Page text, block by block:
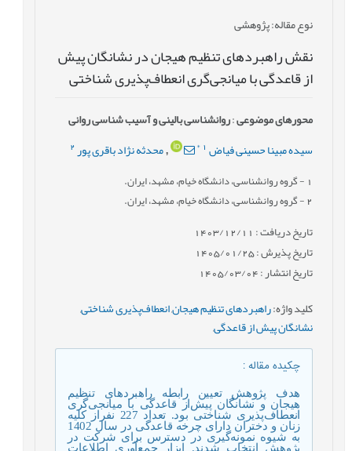
نوع مقاله: پژوهشی
نقش راهبردهای تنظیم هیجان در نشانگان پیش
از قاعدگی با میانجی‌گری انعطاف‌پذیری شناختی
محورهای موضوعی:روانشناسی بالینی و آسیب شناسی روانی
سیده مبینا حسینی فیاض *
,محدثه نژاد باقری پور 2
- گروه روانشناسی، دانشگاه خیام، مشهد، ایران.
2- گروه روانشناسی، دانشگاه خیام، مشهد، ایران.
تاریخ دریافت : 1403/12/11
تاریخ پذیرش : 1405/01/25
تاریخ انتشار : 1405/03/04
کلید واژه:راهبردهای تنظیم هیجان,انعطاف‌پذیری شناختی,
نشانگان پیش از قاعدگی,
چکیده مقاله:
هدف پژوهش تعیین رابطه راهبردهای تنظیم
هیجان و نشانگان پیش‌از قاعدگی با میانجی‌گری
انعطاف‌پذیری شناختی بود. تعداد 227 نفراز کلیه
زنان و دختران دارای چرخه قاعدگی در سال 1402
به شیوه نمونه‌گیری در دسترس برای شرکت در
پژوهش انتخاب شدند. ابزار جمع‌آوری اطلاعات